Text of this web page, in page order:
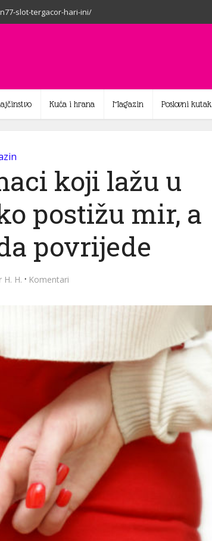
slot-tergacor-hari-ini/
Kuća i hrana Magazin Poslovni kutak
koji lažu u
postižu mir, a
povrijede
H. H. · Komentari